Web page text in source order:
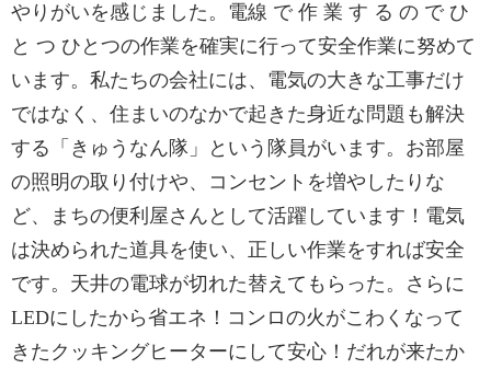
やりがいを感じました。電線 で 作 業 す る の で ひ
と つ ひとつの作業を確実に行って安全作業に努めて
います。私たちの会社には、電気の大きな工事だけ
ではなく、住まいのなかで起きた身近な問題も解決
する「きゅうなん隊」という隊員がいます。お部屋
の照明の取り付けや、コンセントを増やしたりな
ど、まちの便利屋さんとして活躍しています！電気
は決められた道具を使い、正しい作業をすれば安全
です。天井の電球が切れた替えてもらった。さらに
LEDにしたから省エネ！コンロの火がこわくなって
きたクッキングヒーターにして安心！だれが来たか